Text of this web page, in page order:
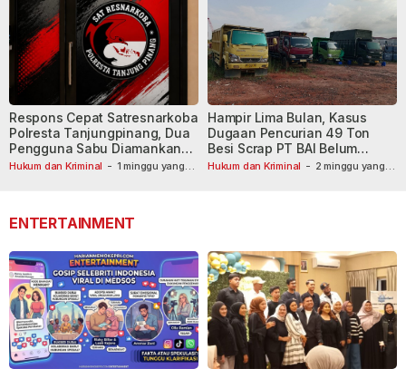
Hukum dan Kriminal - 1 minggu yang
Respons Cepat Satresnarkoba
Polresta Tanjungpinang, Dua
Pengguna Sabu Diamankan
Usai Dilaporkan ke Call Center
Hukum dan Kriminal - 2 minggu yang
Hampir Lima Bulan, Kasus
Dugaan Pencurian 49 Ton
Besi Scrap PT BAI Belum
Tetapkan Tersangka
ENTERTAINMENT